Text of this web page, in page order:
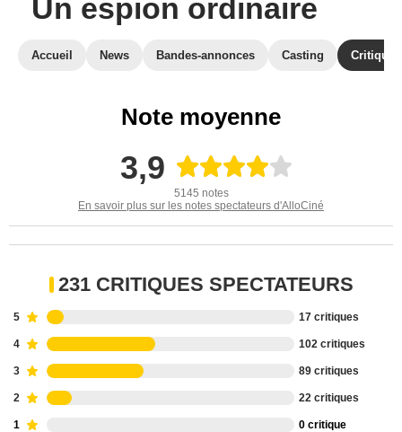
Un espion ordinaire
Accueil News Bandes-annonces Casting
Note moyenne
3,9
5145 notes
En savoir plus sur les notes spectateurs d'AlloCiné
231 CRITIQUES SPECTATEURS
5 17 critiques
4 102 critiques
3 89 critiques
2 22 critiques
1 0 critique